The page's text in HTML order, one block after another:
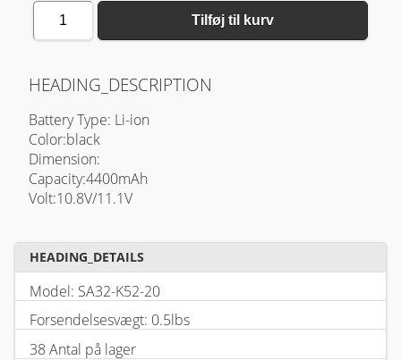
1 Tilføj til kurv
HEADING_DESCRIPTION
Battery Type: Li-ion
Color:black
Dimension:
Capacity:4400mAh
Volt:10.8V/11.1V
HEADING_DETAILS
Model: SA32-K52-20
Forsendelsesvægt: 0.5lbs
38 Antal på lager